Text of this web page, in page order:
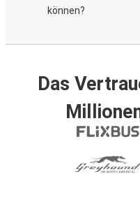
können?
Das